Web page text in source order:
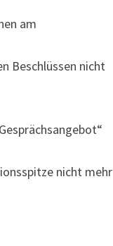
am
Beschlüssen nicht
nicht mehr